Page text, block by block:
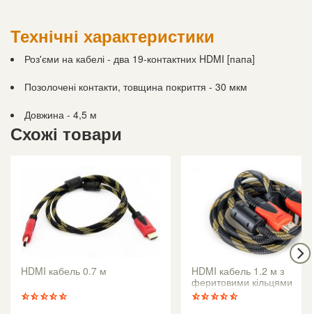
Технічні характеристики
Роз'єми на кабелі - два 19-контактних HDMI [папа]
Позолочені контакти, товщина покриття - 30 мкм
Довжина - 4,5 м
Схожі товари
HDMI кабель 0.7 м
HDMI кабель 1.2 м з
феритовими кільцями